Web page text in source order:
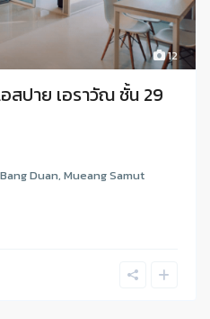
12
สปาย เอราวัณ ชั้น 29
Duan, Mueang Samut